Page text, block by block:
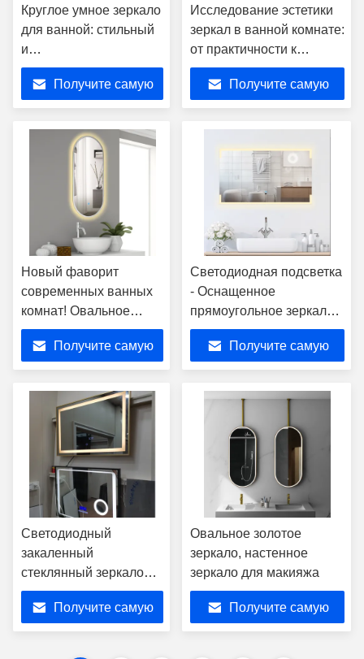
Круглое умное зеркало
для ванной: стильный
и
высокотехнологичный
предмет первой
необходимости для
ванной комнаты
Получите самую
Исследование эстетики
зеркал в ванной комнате:
от практичности к
художественному
преобразованию
Получите самую
Новый фаворит
современных ванных
комнат! Овальное
зеркало для ванной с
подсветкой,
преображающее
пространственную
эстетику и восприятие
Получите самую
Светодиодная подсветка
- Оснащенное
прямоугольное зеркало
для ванной: создание
изысканной ванной
комнаты
Получите самую
Светодиодный
закаленный
стеклянный зеркало
12В
водонепроницаемое
настенное устройство
Получите самую
Овальное золотое
зеркало, настенное
зеркало для макияжа
Получите самую